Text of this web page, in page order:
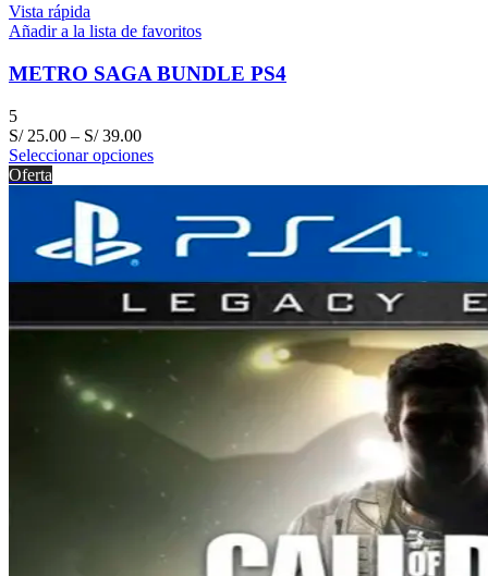
Vista rápida
Añadir a la lista de favoritos
METRO SAGA BUNDLE PS4
5
S/25.00 – S/39.00
Seleccionar opciones
Oferta